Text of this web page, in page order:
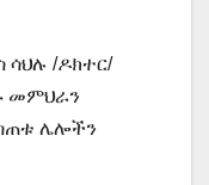
ሳህሉ /ዶክተር/
መምህራን
ሌሎችን